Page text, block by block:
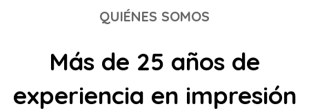
QUIÉNES SOMOS
Más de 25 años de
experiencia en impresión